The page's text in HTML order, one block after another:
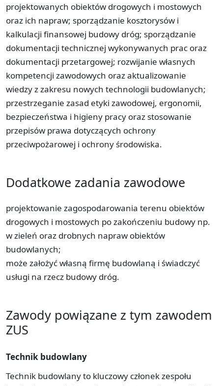
projektowanych obiektów drogowych i mostowych
oraz ich napraw; sporządzanie kosztorysów i
kalkulacji finansowej budowy dróg; sporządzanie
dokumentacji technicznej wykonywanych prac oraz
dokumentacji przetargowej; rozwijanie własnych
kompetencji zawodowych oraz aktualizowanie
wiedzy z zakresu nowych technologii budowlanych;
przestrzeganie zasad etyki zawodowej, ergonomii,
bezpieczeństwa i higieny pracy oraz stosowanie
przepisów prawa dotyczących ochrony
przeciwpożarowej i ochrony środowiska.
Dodatkowe zadania zawodowe
projektowanie zagospodarowania terenu obiektów
drogowych i mostowych po zakończeniu budowy np.
w zieleń oraz drobnych napraw obiektów
budowlanych;
może założyć własną firmę budowlaną i świadczyć
usługi na rzecz budowy dróg.
Zawody powiązane z tym zawodem
ZUS
Technik budowlany
Technik budowlany to kluczowy członek zespołu